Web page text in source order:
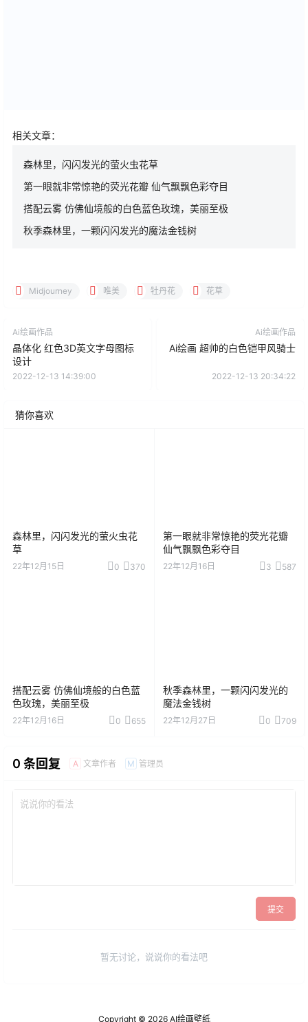
相关文章：
森林里，闪闪发光的萤火虫花草
第一眼就非常惊艳的荧光花瓣 仙气飘飘色彩夺目
搭配云雾 仿佛仙境般的白色蓝色玫瑰，美丽至极
秋季森林里，一颗闪闪发光的魔法金钱树
Midjourney 唯美 牡丹花 花草
Ai绘画作品
晶体化 红色3D英文字母图标
设计
2022-12-13 14:39:00
Ai绘画作品
Ai绘画 超帅的白色铠甲风骑士
2022-12-13 20:34:22
猜你喜欢
森林里，闪闪发光的萤火虫花
草
22年12月15日 0 370
第一眼就非常惊艳的荧光花瓣
仙气飘飘色彩夺目
22年12月16日 3 587
搭配云雾 仿佛仙境般的白色蓝
色玫瑰，美丽至极
22年12月16日 0 655
秋季森林里，一颗闪闪发光的
魔法金钱树
22年12月27日 0 709
0 条回复 A 文章作者 M 管理员
提交
暂无讨论，说说你的看法吧
Copyright © 2026AI绘画壁纸